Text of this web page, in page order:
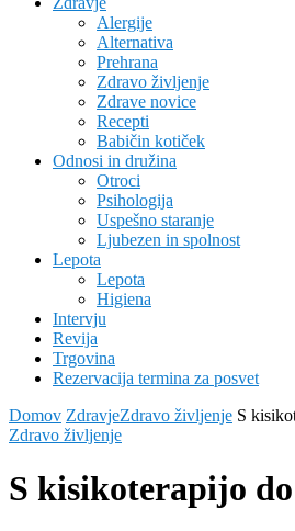
Alergije
Alternativa
Prehrana
Zdravo življenje
Zdrave novice
Recepti
Babičin kotiček
Odnosi in družina
Otroci
Psihologija
Uspešno staranje
Ljubezen in spolnost
Lepota
Lepota
Higiena
Intervju
Revija
Trgovina
Rezervacija termina za posvet
Domov ZdravjeZdravo življenje S
Zdravo življenje
S kisikoterapijo